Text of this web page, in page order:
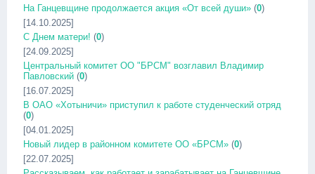
На Ганцевщине продолжается акция «От всей души» (0)
[14.10.2025]
С Днем матери! (0)
[24.09.2025]
Центральный комитет ОО "БРСМ" возглавил Владимир
Павловский (0)
[16.07.2025]
В ОАО «Хотыничи» приступил к работе студенческий отряд
(0)
[04.01.2025]
Новый лидер в районном комитете ОО «БРСМ» (0)
[22.07.2025]